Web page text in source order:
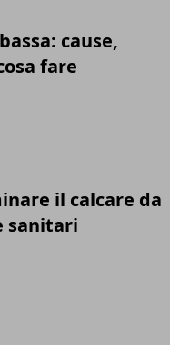
cause,
fare
il calcare da
sanitari